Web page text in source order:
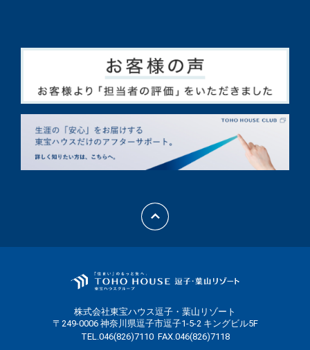
株式会社東宝ハウス逗子・葉山リゾート
〒249-0006 神奈川県逗子市逗子1-5-2 キングビル5F
TEL.046(826)7110 FAX.046(826)7118